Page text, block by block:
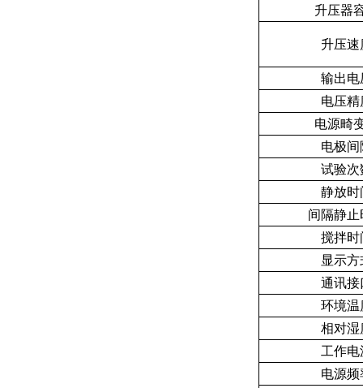
升压器
升压速
输出电
电压精
电源畸
电极间
试验次
静放时
间隔静止
搅拌时
显示方
通讯接
环境温
相对湿
工作电
电源频